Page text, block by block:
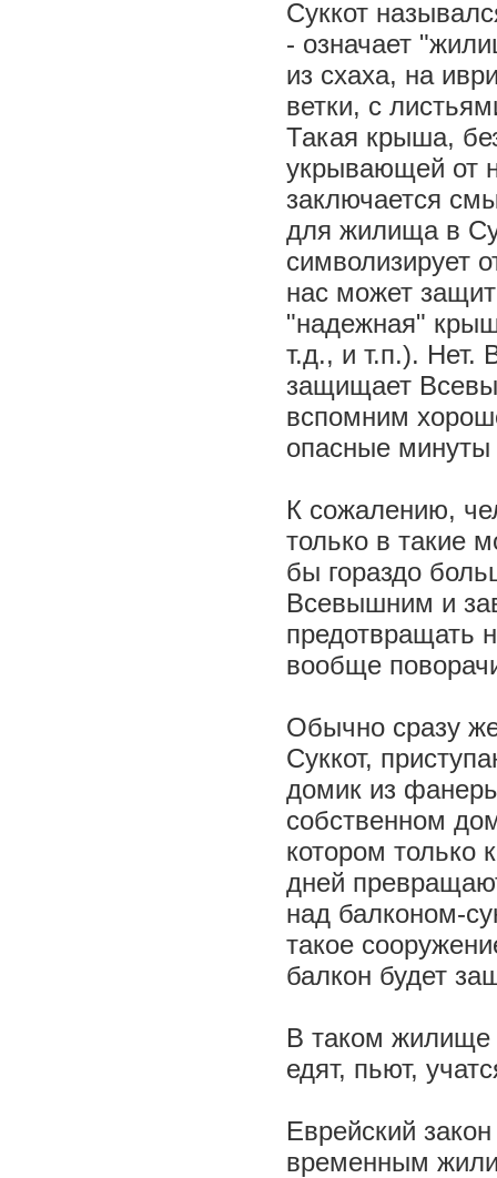
Суккот
- означает
из схаха, на
ветки, с
Такая крыша,
укрывающей от
заключается
для жилища в
символизирует
нас может
"надежная"
т.д., и т.п.). Нет.
защищает
вспомним
опасные
К сожалению,
только в такие
бы гораздо
Всевышним и
предотвращать
вообще
Обычно сразу
Суккот,
домик из
собственном
котором только
дней
над балконом-
такое
балкон будет
В таком жилище
едят, пьют,
Еврейский
временным